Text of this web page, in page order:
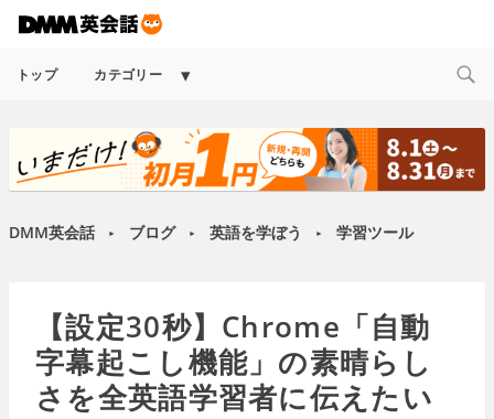
トップ カテゴリー
Expand
menu
DMM英会話 ► ブログ ► 英語を学ぼう ► 学習ツール
【設定30秒】Chrome「自動
字幕起こし機能」の素晴らし
さを全英語学習者に伝えたい